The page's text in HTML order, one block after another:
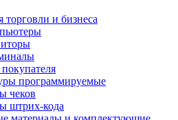
торговли и бизнеса
программируемые
чеков
штрих-кода